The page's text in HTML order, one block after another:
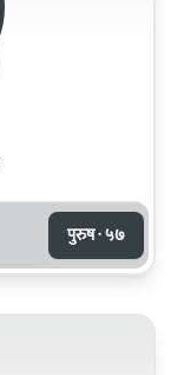
पुरुष · ५७